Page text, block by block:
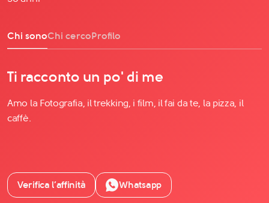
Chi sonoChi cercoProfilo
Ti racconto un po' di me
Amo la Fotografia, il trekking, i film, il fai da te, la pizza, il
caffè.
Verifica l’affinità Whatsapp